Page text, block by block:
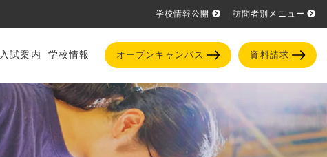
学校情報公開 訪問者別メニュー
入試案内 学校情報 オープンキャンパス 資料請求